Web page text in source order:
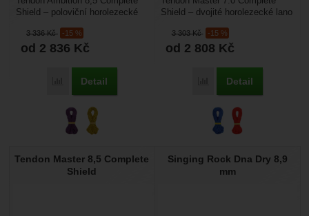
3 336Kč -15 %
od 2 836 Kč
Porovnat
Detail
Shield – poloviční horolezecké
Má úpravu...
3 303Kč -15 %
od 2 808 Kč
Porovnat
Detail
Shield – dvojité horolezecké lano
fantastických...
Tendon Master 8,5 Complete
Shield
Singing Rock Dna Dry 8,9
mm